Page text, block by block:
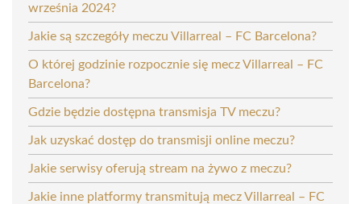
września 2024?
Jakie są szczegóły meczu Villarreal – FC Barcelona?
O której godzinie rozpocznie się mecz Villarreal – FC
Barcelona?
Gdzie będzie dostępna transmisja TV meczu?
Jak uzyskać dostęp do transmisji online meczu?
Jakie serwisy oferują stream na żywo z meczu?
Jakie inne platformy transmitują mecz Villarreal – FC